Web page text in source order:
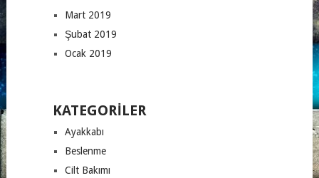
Mart 2019
Şubat 2019
Ocak 2019
KATEGORILER
Ayakkabı
Beslenme
Cilt Bakımı